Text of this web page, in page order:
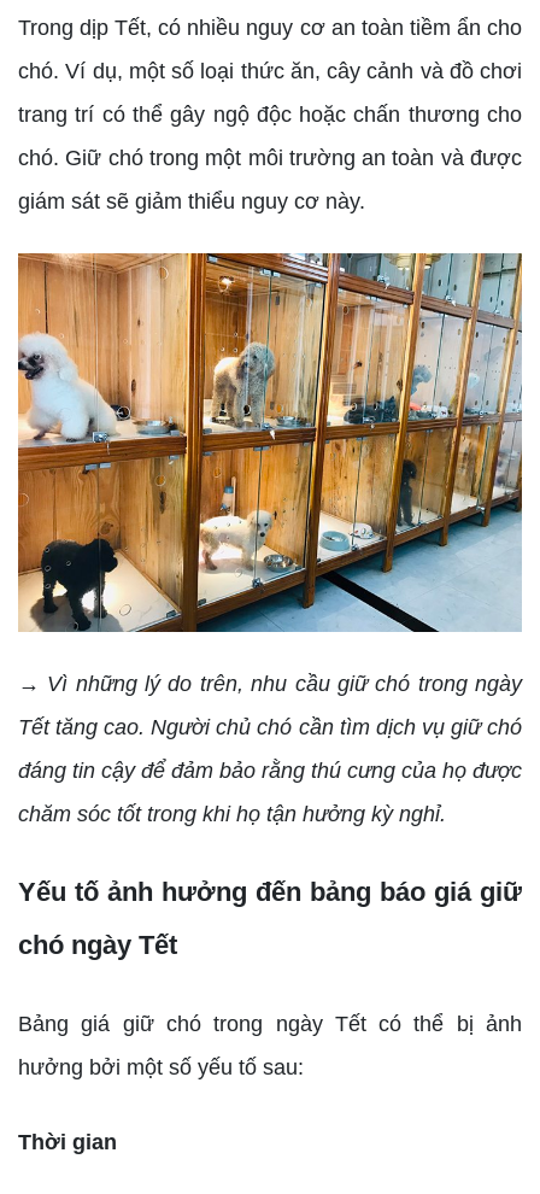
Trong dịp Tết, có nhiều nguy cơ an toàn tiềm ẩn cho
chó. Ví dụ, một số loại thức ăn, cây cảnh và đồ chơi
trang trí có thể gây ngộ độc hoặc chấn thương cho
chó. Giữ chó trong một môi trường an toàn và được
giám sát sẽ giảm thiểu nguy cơ này.
→ Vì những lý do trên, nhu cầu giữ chó trong ngày
Tết tăng cao. Người chủ chó cần tìm dịch vụ giữ chó
đáng tin cậy để đảm bảo rằng thú cưng của họ được
chăm sóc tốt trong khi họ tận hưởng kỳ nghỉ.
Yếu tố ảnh hưởng đến bảng báo giá giữ
chó ngày Tết
Bảng giá giữ chó trong ngày Tết có thể bị ảnh
hưởng bởi một số yếu tố sau:
Thời gian